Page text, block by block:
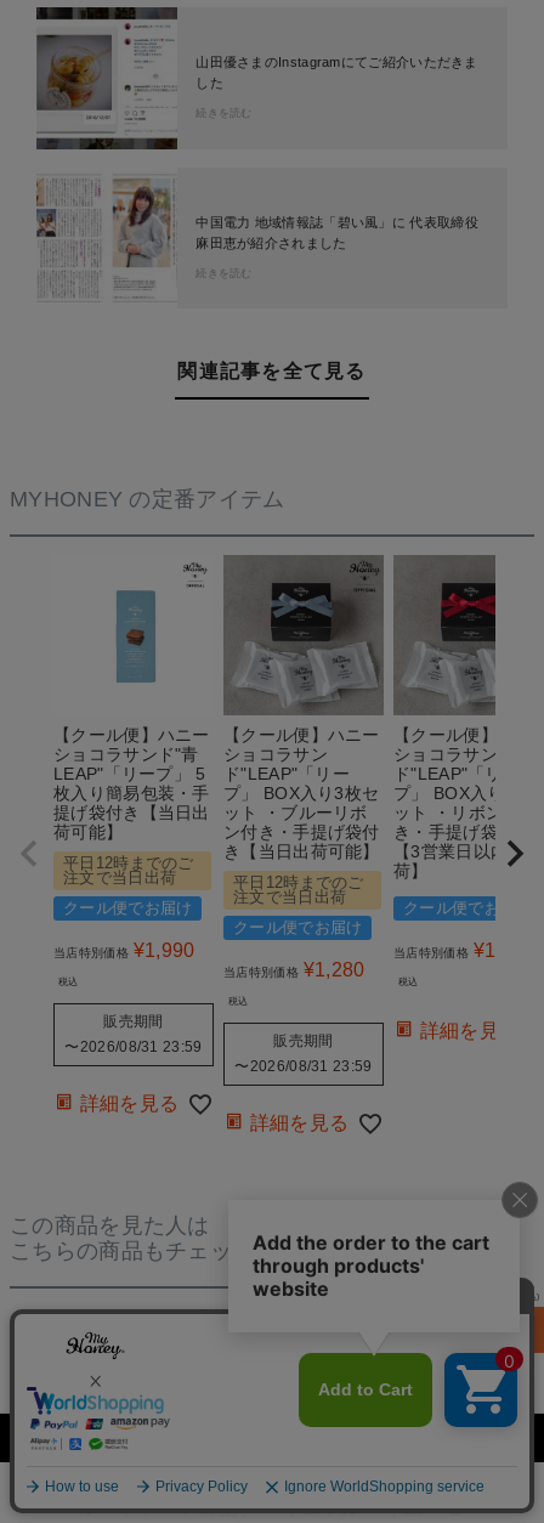
ピックアップアイテム！
メニュー 商品一覧 HOME ランキング
8.6(木)更新
カート
山田優さまのInstagramにてご紹介いただきま
した
続きを読む
中国電力 地域情報誌「碧い風」に 代表取締役
麻田恵が紹介されました
続きを読む
関連記事を全て見る
MYHONEY の定番アイテム
【クール便】ハニー
ショコラサンド"青
LEAP"「リープ」 5
枚入り簡易包装・手
提げ袋付き【当日出
荷可能】
平日12時までのご
注文で当日出荷
クール便でお届け
当店特別価格 ¥1,990
税込
販売期間
〜2026/08/31 23:59
詳細を見る
【クール便】ハニー
ショコラサン
ド"LEAP"「リー
プ」 BOX入り3枚セ
ット ・ブルーリボ
ン付き・手提げ袋付
き【当日出荷可能】
平日12時までのご
注文で当日出荷
クール便でお届け
当店特別価格 ¥1,280
税込
販売期間
〜2026/08/31 23:59
詳細を見る
【クール便】ハニ
ショコラサン
ド"LEAP"「リー
プ」 BOX入り3枚
ット ・リボン付
き・手提げ袋付き
【3営業日以内の出
荷】
クール便でお届け
当店特別価格 ¥1,280
税込
詳細を見る
この商品を見た人は
こちらの商品もチェックしています
母の日ギ
フトMY
オリジナ
ルパッケ
&アカシ
ア蜂蜜チ
MYHON
アペロタ
イムブル
MYHON
アペロタ
イム・モ
ヌカ
ト (M
(税込)